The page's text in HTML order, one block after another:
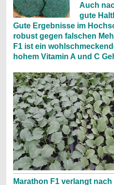
Auch
gute
Gute Ergebnisse im
robust gegen falschen
F1 ist ein
hohem Vitamin A und C
Marathon F1 verlangt